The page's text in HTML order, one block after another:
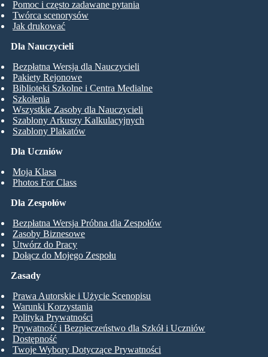
Pomoc i często zadawane pytania
Twórca scenorysów
Jak drukować
Dla Uczniów
Moja Klasa
Photos For Class
Dla Nauczycieli
Bezpłatna Wersja dla Nauczycieli
Pakiety Rejonowe
Biblioteki Szkolne i Centra Medialne
Szkolenia
Wszystkie Zasoby dla Nauczycieli
Szablony Arkuszy Kalkulacyjnych
Szablony Plakatów
Dla Zespołów
Bezpłatna Wersja Próbna dla Zespołów
Zasoby Biznesowe
Utwórz do Pracy
Dołącz do Mojego Zespołu
Zasady
Prawa Autorskie i Użycie Scenopisu
Warunki Korzystania
Polityka Prywatności
Prywatność i Bezpieczeństwo dla Szkół i Uczniów
Dostępność
Twoje Wybory Dotyczące Prywatności